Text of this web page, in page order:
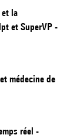
et la
et SuperVP -
médecine de
réel -